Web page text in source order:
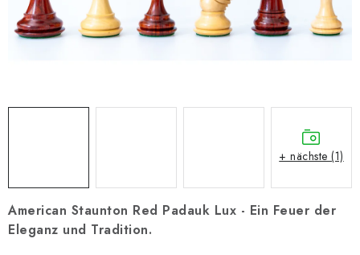
SCHACH GESCHENKE
American Staunton Red Padauk Lux - Ein Feuer der
Eleganz und Tradition.
+ nächste (1)